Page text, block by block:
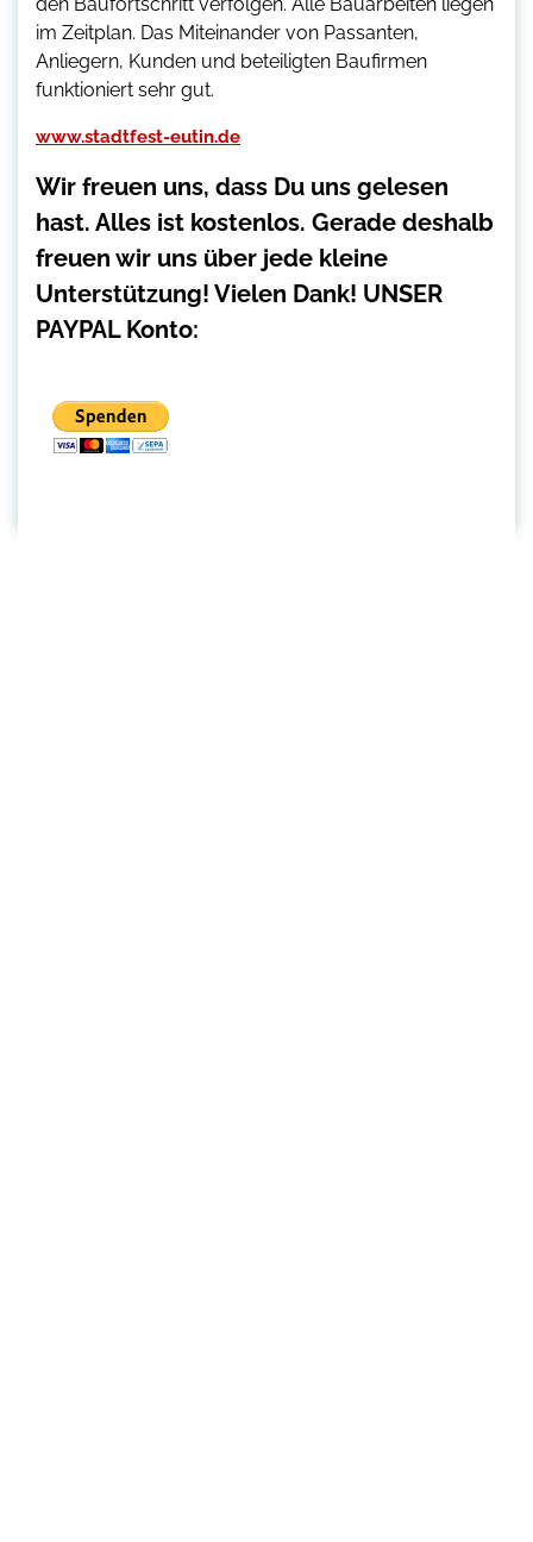
im Zeitplan. Das Miteinander von Passanten,
Anliegern, Kunden und beteiligten Baufirmen
funktioniert sehr gut.
www.stadtfest-eutin.de
Wir freuen uns, dass Du uns gelesen
hast. Alles ist kostenlos. Gerade deshalb
freuen wir uns über jede kleine
Unterstützung! Vielen Dank! UNSER
PAYPAL Konto: